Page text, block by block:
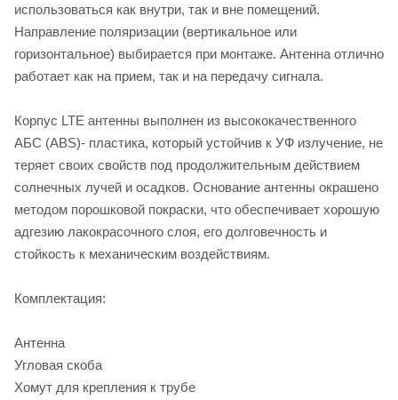
использоваться как внутри, так и вне помещений.
Направление поляризации (вертикальное или
горизонтальное) выбирается при монтаже. Антенна отлично
работает как на прием, так и на передачу сигнала.
Корпус LTE антенны выполнен из высококачественного
АБС (ABS)- пластика, который устойчив к УФ излучение, не
теряет своих свойств под продолжительным действием
солнечных лучей и осадков. Основание антенны окрашено
методом порошковой покраски, что обеспечивает хорошую
адгезию лакокрасочного слоя, его долговечность и
стойкость к механическим воздействиям.
Комплектация:
Антенна
Угловая скоба
Хомут для крепления к трубе